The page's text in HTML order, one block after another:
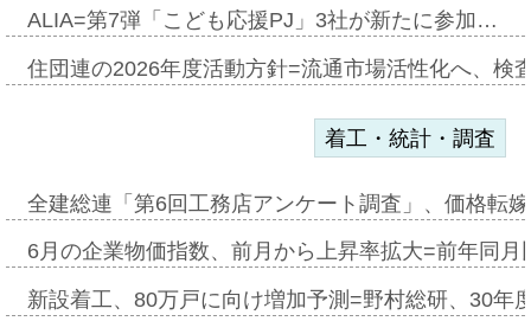
ALIA=第7弾「こども応援PJ」3社が新たに参加…
住団連の2026年度活動方針=流通市場活性化へ、検
着工・統計・調査
全建総連「第6回工務店アンケート調査」、価格転
6月の企業物価指数、前月から上昇率拡大=前年同
新設着工、80万戸に向け増加予測=野村総研、30年